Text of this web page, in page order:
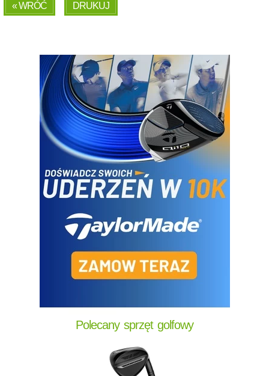
« WRÓĆ DRUKUJ
Polecany sprzęt golfowy